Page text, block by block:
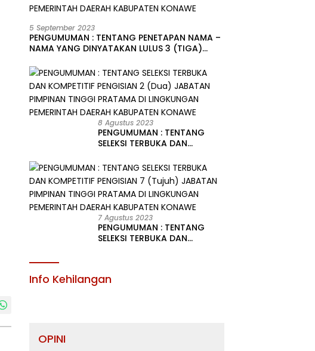
5 September 2023
PENGUMUMAN : TENTANG PENETAPAN NAMA –
NAMA YANG DINYATAKAN LULUS 3 (TIGA)
JABATAN PIMPINAN TINGGI PRATAMA DI
LINGKUNGAN PEMERINTAH DAERAH
KABUPATEN KONAWE
8 Agustus 2023
PENGUMUMAN : TENTANG
SELEKSI TERBUKA DAN
(Dua) JABATAN PIMPINAN
TINGGI PRATAMA DI
LINGKUNGAN PEMERINTAH
DAERAH KABUPATEN KONAWE
7 Agustus 2023
PENGUMUMAN : TENTANG
SELEKSI TERBUKA DAN
LINGKUNGAN PEMERINTAH
Info Kehilangan
OPINI